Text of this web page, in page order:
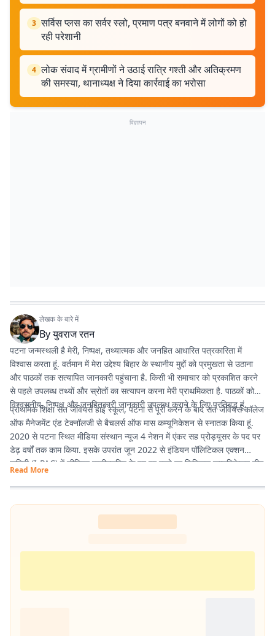
3 सर्विस प्लस का सर्वर स्लो, प्रमाण पत्र बनवाने में लोगों को हो
रही परेशानी
4 लोक संवाद में ग्रामीणों ने उठाई रात्रि गश्ती और अतिक्रमण
की समस्या, थानाध्यक्ष ने दिया कार्रवाई का भरोसा
विज्ञापन
लेखक के बारे में
Byयुवराज रतन
पटना जन्मस्थली है मेरी, निष्पक्ष, तथ्यात्मक और जनहित आधारित पत्रकारिता में
विश्वास करता हूं. वर्तमान में मेरा उद्देश्य बिहार के स्थानीय मुद्दों को प्रमुखता से उठाना
और पाठकों तक सत्यापित जानकारी पहुंचाना है. किसी भी समाचार को प्रकाशित करने
से पहले उपलब्ध तथ्यों और स्रोतों का सत्यापन करना मेरी प्राथमिकता है. पाठकों को
विश्वसनीय, निष्पक्ष और जनहितकारी जानकारी उपलब्ध कराने के लिए प्रतिबद्ध हूं.
प्राथमिक शिक्षा संत जेवियर्स हाई स्कूल, पटना से पूरी करने के बाद संत जेवियर्स कॉलेज
ऑफ मैनेजमेंट एंड टेक्नॉलजी से बैचलर्स ऑफ मास कम्यूनिकेशन से स्नातक किया हूं.
2020 से पटना स्थित मीडिया संस्थान न्यूज 4 नेशन में एंकर सह प्रोड्यूसर के पद पर
डेढ़ वर्षों तक काम किया. इसके उपरांत जून 2022 से इंडियन पॉलिटिकल एक्शन
कमिटी (I-PAC) में सीनियर एग्जीक्यूटिव के पद पर रहते हुए डिजिटल कम्यूनिकेशन टीम
में कार्य करने का मौका मिला. वर्तमान में प्रभात खबर में कंटेंट राइटर के पद पर हूं इसके
माध्यम से नागरिकों के पास तथ्यात्मक और सही सूचनाएँ, खबर और अपडेट देने का कार्य
कर रहा हूं.
Read More